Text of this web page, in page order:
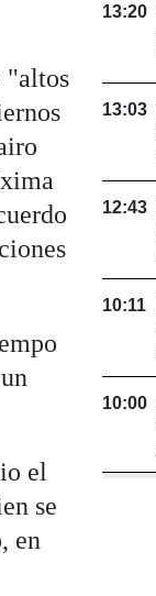
"altos
el
se
en
13:20
13:03
12:43
10:11
10:00